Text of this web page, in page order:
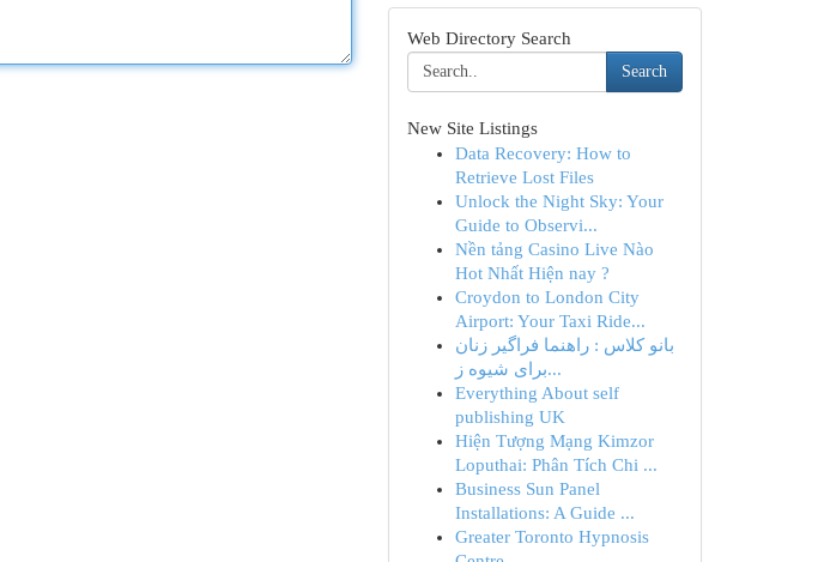
Web Directory Search
Search
New Site Listings
Data Recovery: How to
Retrieve Lost Files
Unlock the Night Sky: Your
Guide to Observi...
Nền tảng Casino Live Nào
Hot Nhất Hiện nay ?
Croydon to London City
Airport: Your Taxi Ride...
بانو کلاس : راهنما فراگیر زنان
برای شیوه ز...
Everything About self
publishing UK
Hiện Tượng Mạng Kimzor
Loputhai: Phân Tích Chi ...
Business Sun Panel
Installations: A Guide ...
Greater Toronto Hypnosis